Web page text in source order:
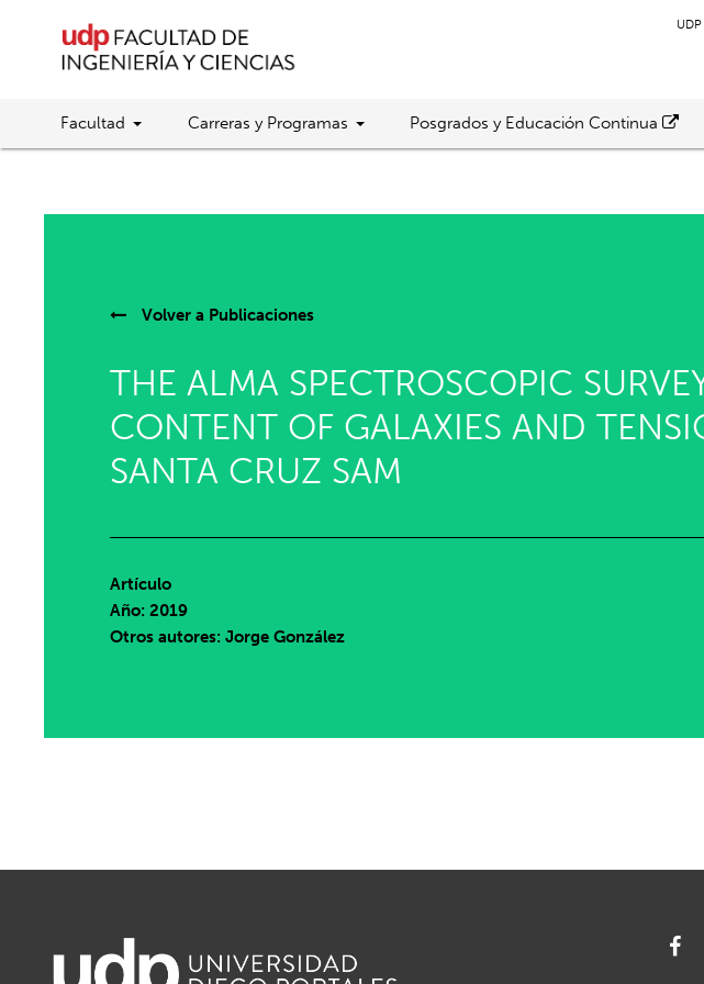
UDP
Facultad Carreras y Programas Posgrados y Educación Continua
Volver a Publicaciones
THE ALMA SPECTROSCOPIC
CONTENT OF GALAXIES AND
SANTA CRUZ SAM
Artículo
Año: 2019
Otros autores: Jorge González